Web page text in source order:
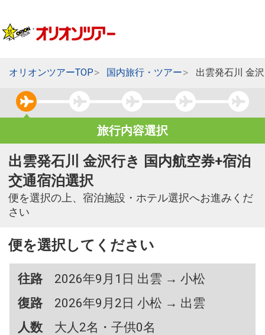
オリオンツアーTOP 国内旅行・ツアー 出雲発石川 金
旅行内容選択
出雲発石川 金沢行き 国内航空券+宿泊
交通宿泊選択
便を選択の上、宿泊施設・ホテル選択へお進みくだ
さい
便を選択してください
往路
2026年9月1日 出雲 → 小松
復路
2026年9月2日 小松 → 出雲
人数
大人2名・子供0名